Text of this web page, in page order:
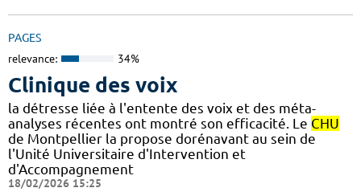
PAGES
relevance: 34%
Clinique des voix
la détresse liée à l'entente des voix et des méta-
analyses récentes ont montré son efficacité. Le CHU
de Montpellier la propose dorénavant au sein de
l'Unité Universitaire d'Intervention et
d'Accompagnement
18/02/2026 15:25